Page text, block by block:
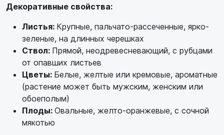
Декоративные свойства:
Листья: Крупные, пальчато-рассеченные, ярко-
зеленые, на длинных черешках
Ствол: Прямой, неодревесневающий, с рубцами
от опавших листьев
Цветы: Белые, желтые или кремовые, ароматные
(растение может быть мужским, женским или
обоеполым)
Плоды: Овальные, желто-оранжевые, с сочной
мякотью